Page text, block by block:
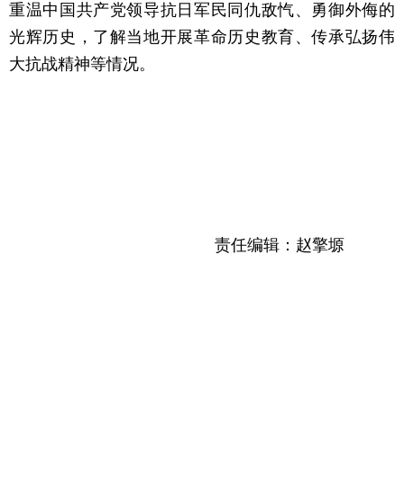
重温中国共产党领导抗日军民同仇敌忾、勇御外侮的
光辉历史，了解当地开展革命历史教育、传承弘扬伟
大抗战精神等情况。
责任编辑：赵擎塬